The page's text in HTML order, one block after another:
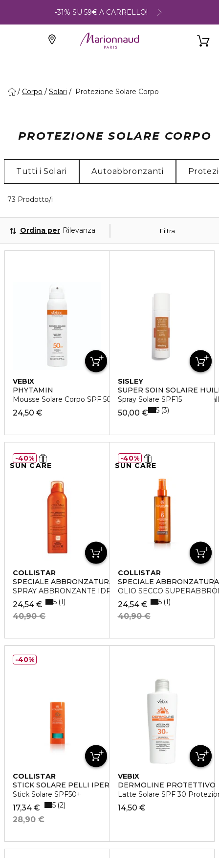
-31% SU 59€ A CARRELLO!
Corpo Solari Protezione Solare Corpo
PROTEZIONE SOLARE CORPO
Tutti i Solari Autoabbronzanti
73 Prodotto/i
Filtra
Ordina per Rilevanza
VEBIX
PHYTAMIN
Mousse Solare Corpo SPF 50 Protezione Alta - Resistente
24,50 €
SISLEY
SUPER SOIN SOLAIRE
Spray Solare SPF15
50,00 € 5 3
SUN CARE
COLLISTAR
SPECIALE ABBRONZATURA PERFETTA
SPRAY ABBRONZANTE IDRATANTE SPF10
24,54 €
40,90 €
5 1
40%
SUN CARE
COLLISTAR
SPECIALE
OLIO SECCO
24,54 €
40,90 €
5 1
40%
COLLISTAR
STICK SOLARE PELLI IPERSENSIBILI
Stick Solare SPF50+
17,34 €
28,90 €
5 2
40%
VEBIX
DERMOLINE PROTETTIVO
Latte Solare SPF 30
14,50 €